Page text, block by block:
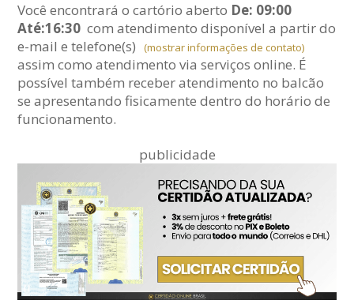
Você encontrará o cartório aberto De: 09:00
Até:16:30 com atendimento disponível a partir do
e-maile telefone(s) (mostrar informações de contato)
assim como atendimento via serviços online. É
possível também receber atendimento no balcão
se apresentando fisicamente dentro do horário de
funcionamento.
publicidade